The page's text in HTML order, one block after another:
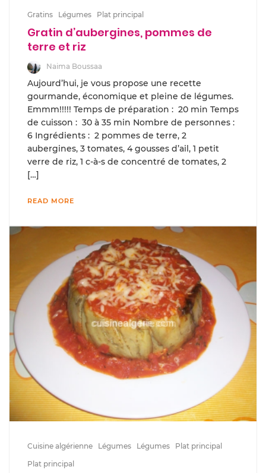
Gratins Légumes Plat principal
Gratin d’aubergines, pommes de
terre et riz
Naima Boussaa
Aujourd’hui, je vous propose une recette
gourmande, économique et pleine de légumes.
Emmm!!!!! Temps de préparation : 20 min Temps
de cuisson : 30 à 35 min Nombre de personnes :
6 Ingrédients : 2 pommes de terre, 2
aubergines, 3 tomates, 4 gousses d’ail, 1 petit
verre de riz, 1 c-à-s de concentré de tomates, 2
[…]
READ MORE
Cuisine algérienne Légumes Légumes
Plat principal
Plat principal